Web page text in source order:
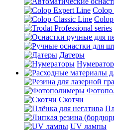
Colop
Датеры
Скотчи
UV лампы